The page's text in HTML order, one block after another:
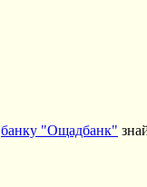
банку "Ощадбанк"